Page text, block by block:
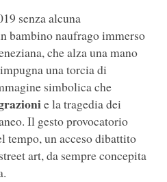
senza alcuna
bambino naufrago immerso
che alza una mano
una torcia di
simbolica che
e la tragedia dei
Il gesto provocatorio
tempo, un acceso dibattito
art, da sempre concepita